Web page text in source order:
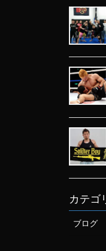
カテゴ
ブログ